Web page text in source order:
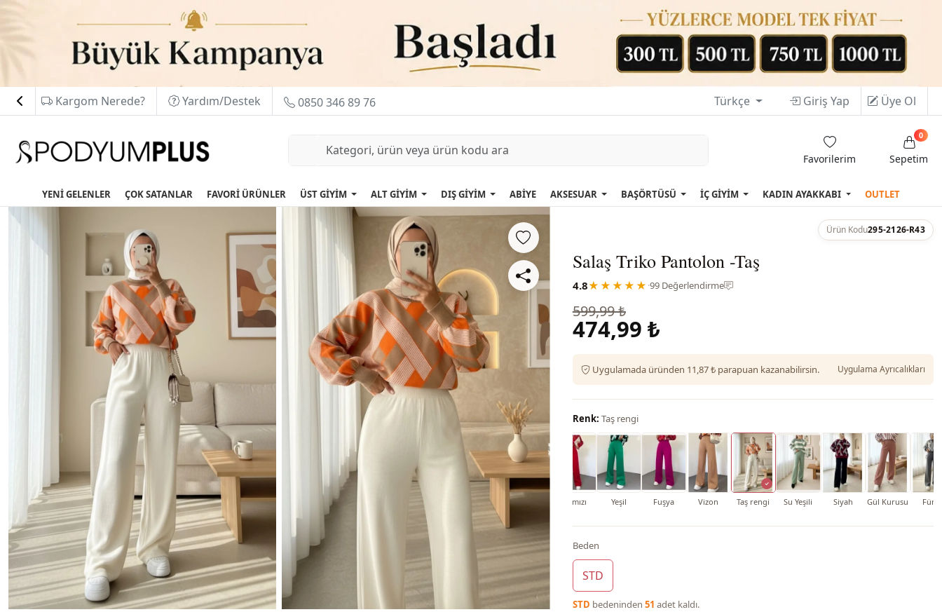
Kargom Nerede? Yardım/Destek 0850 346 89 76 Türkçe Giriş Yap Üye Ol
Favorilerim Sepetim
0
YENİ GELENLER ÇOK SATANLAR FAVORİ ÜRÜNLER ÜST GİYİM ALT GİYİM DIŞ GİYİM ABİYE AKSESUAR BAŞÖRTÜSÜ İÇ GİYİM KADIN AYAKKABI OUTLET
Ürün Kodu295-2126-R43
Salaş Triko Pantolon -Taş
4.8★★★★★ ·99 Değerlendirme
599,99 ₺
474,99 ₺
Uygulamada üründen 11,87 ₺ parapuan kazanabilirsin. Uygulama Ayrıcalıkları
Renk: Taş rengi
Zümrüt yeşili Yağ Yeşili Krem Kırmızı Yeşil Fuşya Vizon Taş rengi Su Yeşili Siyah Gül Kurusu
Beden
STD
STD bedeninden 51 adet kaldı.